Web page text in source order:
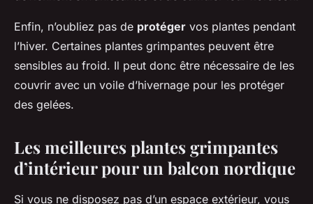
Enfin, n’oubliez pas de protéger vos plantes pendant
l’hiver. Certaines plantes grimpantes peuvent être
sensibles au froid. Il peut donc être nécessaire de les
couvrir avec un voile d’hivernage pour les protéger
des gelées.
Les meilleures plantes grimpantes
d’intérieur pour un balcon nordique
Si vous ne disposez pas d’un espace extérieur, vous